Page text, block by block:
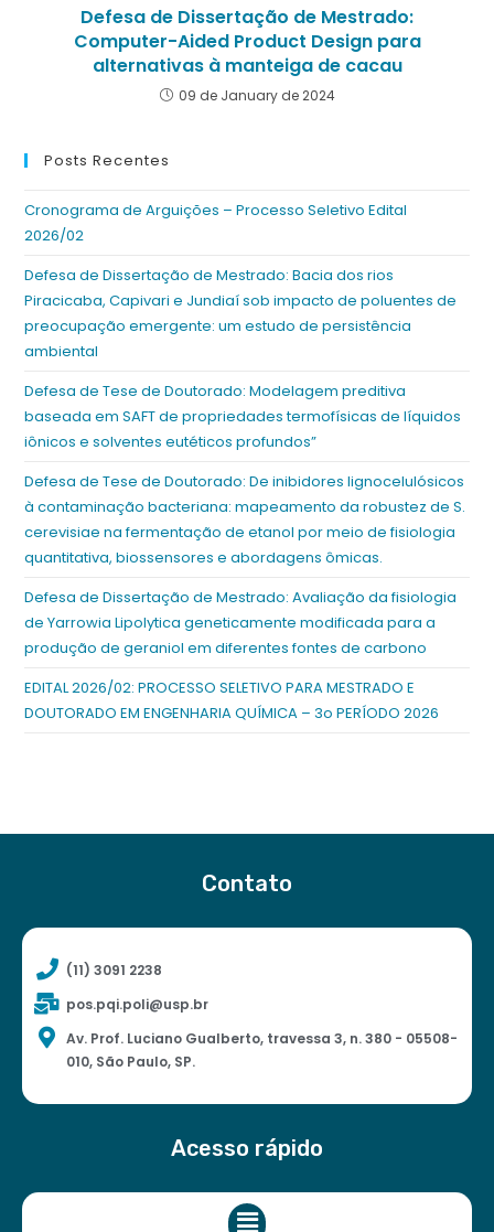
Defesa de Dissertação de Mestrado:
Computer-Aided Product Design para
alternativas à manteiga de cacau
09 de January de 2024
Posts Recentes
Cronograma de Arguições – Processo Seletivo Edital
2026/02
Defesa de Dissertação de Mestrado: Bacia dos rios
Piracicaba, Capivari e Jundiaí sob impacto de poluentes de
preocupação emergente: um estudo de persistência
ambiental
Defesa de Tese de Doutorado: Modelagem preditiva
baseada em SAFT de propriedades termofísicas de líquidos
iônicos e solventes eutéticos profundos”
Defesa de Tese de Doutorado: De inibidores lignocelulósicos
à contaminação bacteriana: mapeamento da robustez de S.
cerevisiae na fermentação de etanol por meio de fisiologia
quantitativa, biossensores e abordagens ômicas.
Defesa de Dissertação de Mestrado: Avaliação da fisiologia
de Yarrowia Lipolytica geneticamente modificada para a
produção de geraniol em diferentes fontes de carbono
EDITAL 2026/02: PROCESSO SELETIVO PARA MESTRADO E
DOUTORADO EM ENGENHARIA QUÍMICA – 3o PERÍODO 2026
Contato
(11) 3091 2238
pos.pqi.poli@usp.br
Av. Prof. Luciano Gualberto, travessa 3, n. 380 - 05508-
010, São Paulo, SP.
Acesso rápido